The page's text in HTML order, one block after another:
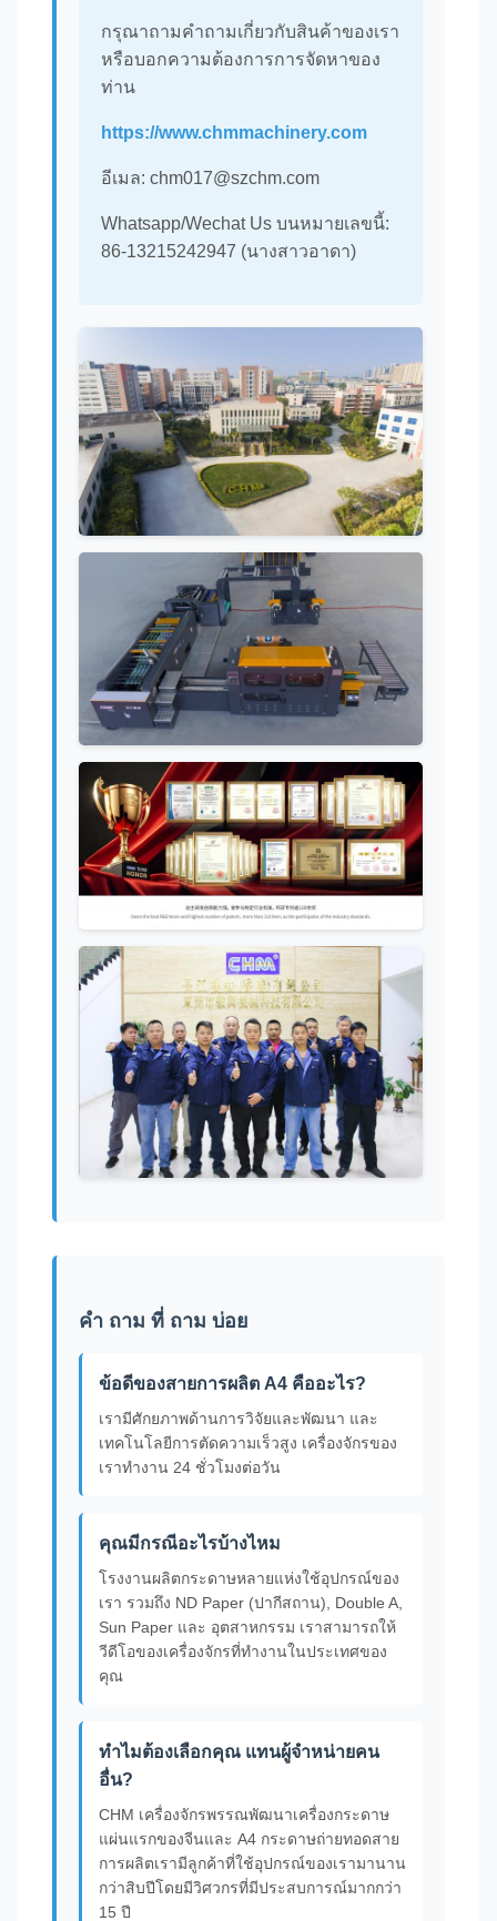
กรุณาถามคําถามเกี่ยวกับสินค้าของเรา
หรือบอกความต้องการการจัดหาของ
ท่าน
https://www.chmmachinery.com
อีเมล: chm017@szchm.com
Whatsapp/Wechat Us บนหมายเลขนี้:
86-13215242947 (นางสาวอาดา)
คํา ถาม ที่ ถาม บ่อย
ข้อดีของสายการผลิต A4 คืออะไร?
เรามีศักยภาพด้านการวิจัยและพัฒนา และ
เทคโนโลยีการตัดความเร็วสูง เครื่องจักรของ
เราทํางาน 24 ชั่วโมงต่อวัน
คุณมีกรณีอะไรบ้างไหม
โรงงานผลิตกระดาษหลายแห่งใช้อุปกรณ์ของ
เรา รวมถึง ND Paper (ปากีสถาน), Double A,
Sun Paper และ อุตสาหกรรม เราสามารถให้
วีดีโอของเครื่องจักรที่ทํางานในประเทศของ
คุณ
ทําไมต้องเลือกคุณ แทนผู้จําหน่ายคน
อื่น?
CHM เครื่องจักรพรรณพัฒนาเครื่องกระดาษ
แผ่นแรกของจีนและ A4 กระดาษถ่ายทอดสาย
การผลิตเรามีลูกค้าที่ใช้อุปกรณ์ของเรามานาน
กว่าสิบปีโดยมีวิศวกรที่มีประสบการณ์มากกว่า
15 ปี